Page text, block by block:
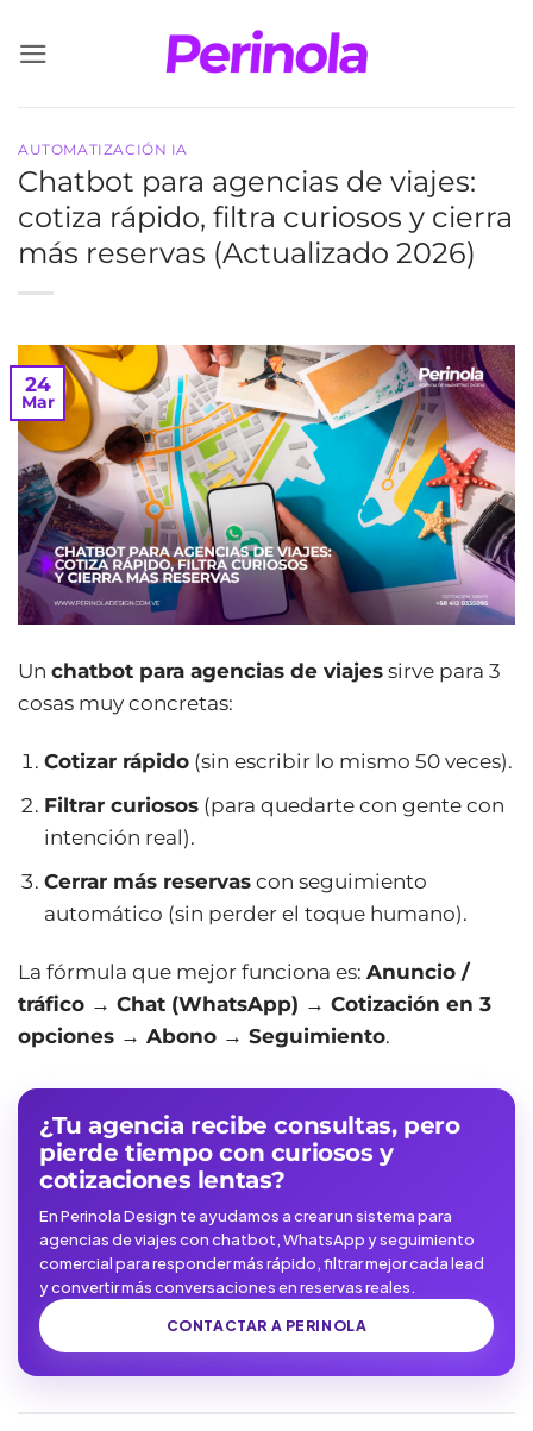
AUTOMATIZACIÓN IA
Chatbot para agencias de viajes:
cotiza rápido, filtra curiosos y cierra
más reservas (Actualizado 2026)
24
Mar
Un chatbot para agencias de viajes sirve para 3
cosas muy concretas:
Cotizar rápido (sin escribir lo mismo 50 veces).
Filtrar curiosos (para quedarte con gente con
intención real).
Cerrar más reservas con seguimiento
automático (sin perder el toque humano).
La fórmula que mejor funciona es: Anuncio /
tráfico → Chat (WhatsApp) → Cotización en 3
opciones → Abono → Seguimiento.
¿Tu agencia recibe consultas, pero
pierde tiempo con curiosos y
cotizaciones lentas?
En Perinola Design te ayudamos a crear un sistema para
agencias de viajes con chatbot, WhatsApp y seguimiento
comercial para responder más rápido, filtrar mejor cada lead
y convertir más conversaciones en reservas reales.
CONTACTAR A PERINOLA